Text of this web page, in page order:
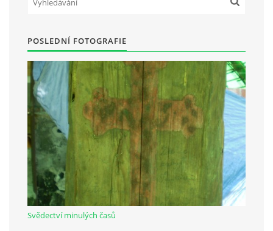
Občanská vzdělávací jednota "Komenský" v Choceradech z.s.
257 24 Chocerady
IČ: 498 28 614
Kontaktní osoba:
Mgr. Miroslava Cinkeisová
723 967 851
Mirkaci@email.cz
© 2026 eStránky.cz RSS
POSLEDNÍ FOTOGRAFIE
Svědectví minulých časů